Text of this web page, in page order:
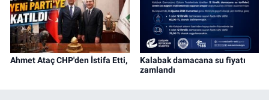
Ahmet Ataç CHP'den İstifa Etti,
Kalabak damacana su fiyatı
zamlandı